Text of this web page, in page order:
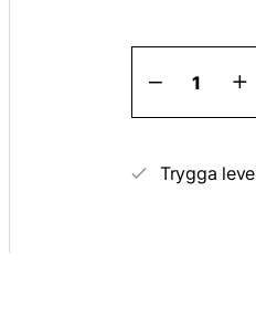
Kontrol
Spray
400ml
Trygga